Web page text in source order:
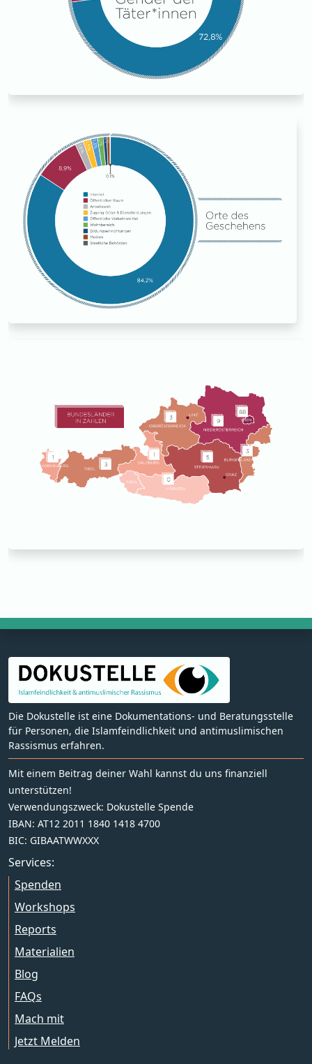
Die Dokustelle ist eine Dokumentations- und Beratungsstelle
für Personen, die Islamfeindlichkeit und antimuslimischen
Rassismus erfahren.
Mit einem Beitrag deiner Wahl kannst du uns finanziell
unterstützen!
Verwendungszweck: Dokustelle Spende
IBAN: AT12 2011 1840 1418 4700
BIC: GIBAATWWXXX
Services:
Spenden
Workshops
Reports
Materialien
Blog
FAQs
Mach mit
Jetzt Melden